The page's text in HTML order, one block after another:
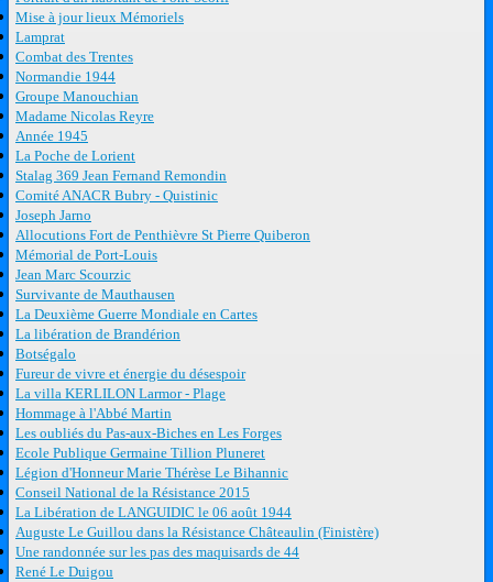
Mise à jour lieux Mémoriels
Lamprat
Combat des Trentes
Normandie 1944
Groupe Manouchian
Madame Nicolas Reyre
Année 1945
La Poche de Lorient
Stalag 369 Jean Fernand Remondin
Comité ANACR Bubry - Quistinic
Joseph Jarno
Allocutions Fort de Penthièvre St Pierre Quiberon
Mémorial de Port-Louis
Jean Marc Scourzic
Survivante de Mauthausen
La Deuxième Guerre Mondiale en Cartes
La libération de Brandérion
Botségalo
Fureur de vivre et énergie du désespoir
La villa KERLILON Larmor - Plage
Hommage à l'Abbé Martin
Les oubliés du Pas-aux-Biches en Les Forges
Ecole Publique Germaine Tillion Pluneret
Légion d'Honneur Marie Thérèse Le Bihannic
Conseil National de la Résistance 2015
La Libération de LANGUIDIC le 06 août 1944
Auguste Le Guillou dans la Résistance Châteaulin (Finistère)
Une randonnée sur les pas des maquisards de 44
René Le Duigou